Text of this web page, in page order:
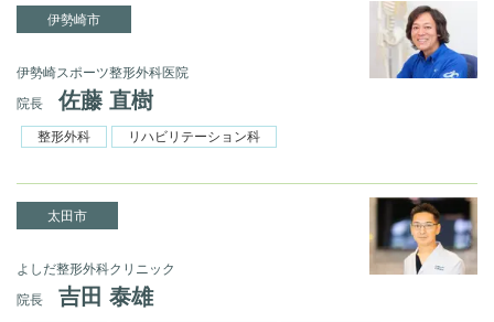
伊勢崎市
伊勢崎スポーツ整形外科医院
院長
佐藤 直樹
整形外科 リハビリテーション科
太田市
よしだ整形外科クリニック
院長
吉田 泰雄